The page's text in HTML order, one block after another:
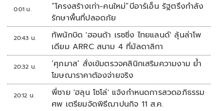
0:01 น.
“โครงสร้างเก่า-คนใหม่”บีอาร์เอ็น รัฐตรึงกำลัง
รักษาพื้นที่ปลอดภัย
20:43 น.
ทัพนักบิด 'ฮอนด้า เรซซิ่ง ไทยแลนด์' ลุ้นล่าโพ
เดียม ARRC สนาม 4 ที่มัลดาลิกา
20:32 น.
‘ศุภมาส’ สั่งเข้มตรวจคลินิกเสริมความงาม ย้ำ
โฆษณาราคาต้องจ่ายจริง
20:12 น.
พี่ชาย 'ฮลุน โซโล่' แจ้งกำหนดการสวดอภิธรรม
ศพ เตรียมจัดพิธีฌาปนกิจ 11 ส.ค.